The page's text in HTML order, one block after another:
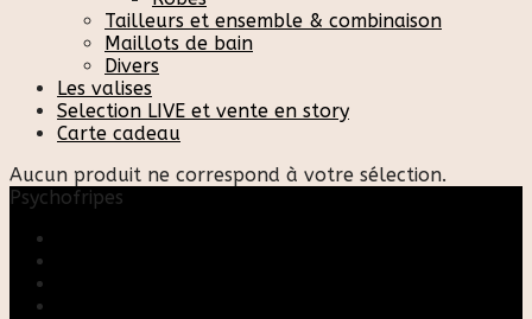
Tailleurs et ensemble & combinaison
Maillots de bain
Divers
Les valises
Selection LIVE et vente en story
Carte cadeau
Aucun produit ne correspond à votre sélection.
Psychofripes